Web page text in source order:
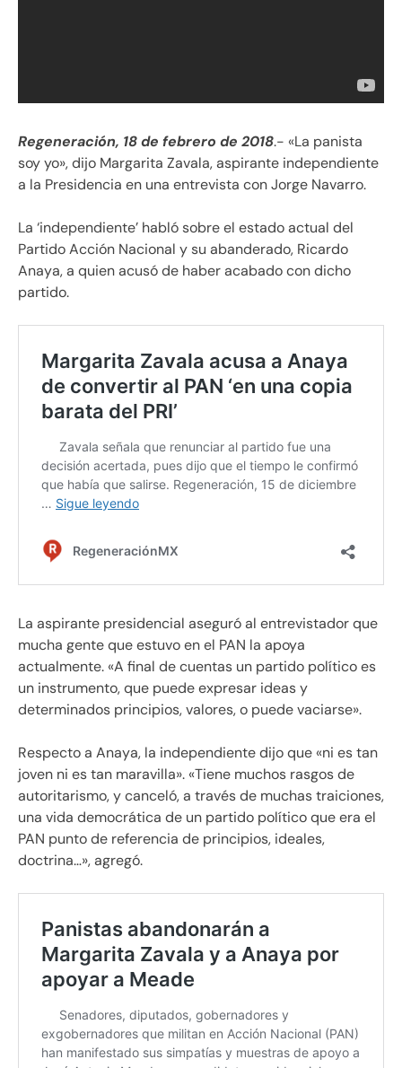
Regeneración, 18 de febrero de 2018.- «La panista
soy yo», dijo Margarita Zavala, aspirante independiente
a la Presidencia en una entrevista con Jorge Navarro.
La ‘independiente’ habló sobre el estado actual del
Partido Acción Nacional y su abanderado, Ricardo
Anaya, a quien acusó de haber acabado con dicho
partido.
La aspirante presidencial aseguró al entrevistador que
mucha gente que estuvo en el PAN la apoya
actualmente. «A final de cuentas un partido político es
un instrumento, que puede expresar ideas y
determinados principios, valores, o puede vaciarse».
Respecto a Anaya, la independiente dijo que «ni es tan
joven ni es tan maravilla». «Tiene muchos rasgos de
autoritarismo, y canceló, a través de muchas traiciones,
una vida democrática de un partido político que era el
PAN punto de referencia de principios, ideales,
doctrina…», agregó.